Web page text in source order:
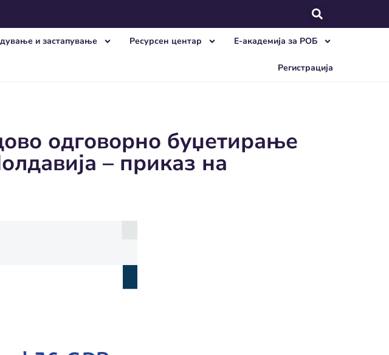
и застапување Ресурсен центар E-академија за РОБ
Регистрација
одговорно буџетирање
– приказ на